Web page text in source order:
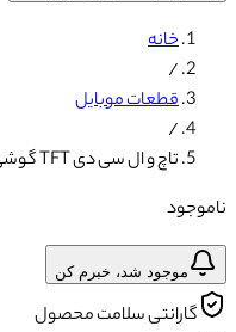
خانه
/
قطعات موبایل
/
تاچ و ال سی دی TFT گوشی موبایل سامسونگ J710
ناموجود
موجود شد، خبرم کن
گارانتی سلامت محصول